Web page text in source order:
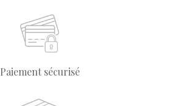
Paiement sécurisé